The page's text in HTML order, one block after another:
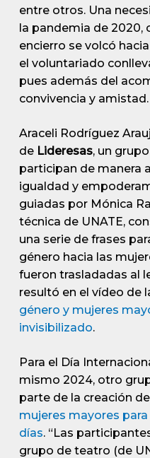
entre otros. Una
la pandemia de 2020,
encierro se volcó
el voluntariado
pues además del
convivencia y amistad.
Araceli Rodríguez
de Lideresas, un
participan de manera
igualdad y
guiadas por Mónica
técnica de UNATE,
una serie de frases
género hacia las
fueron trasladadas al
resultó en el vídeo de
género y mujeres
invisibilizado.
Para el Día
mismo 2024, otro
parte de la creación
mujeres mayores
días. “Las
grupo de teatro (de